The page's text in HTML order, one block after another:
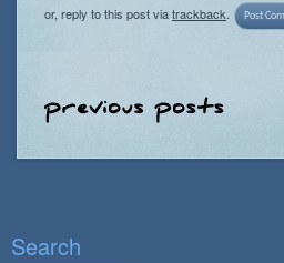
or, reply to this post viatrackback
Search